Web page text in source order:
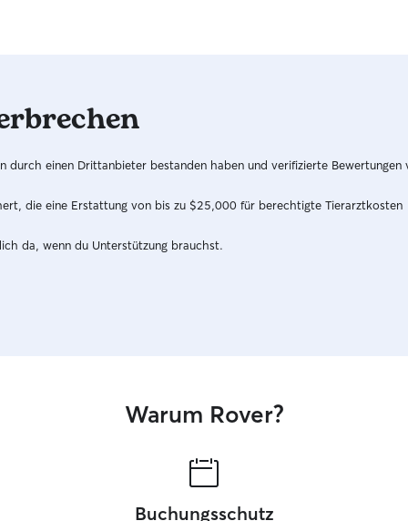
durch einen Drittanbieter bestanden haben und verifizierte Bewertungen
die eine Erstattung von bis zu $25,000 für berechtigte Tierarztkosten
da, wenn du Unterstützung brauchst.
Warum Rover?
Buchungsschutz